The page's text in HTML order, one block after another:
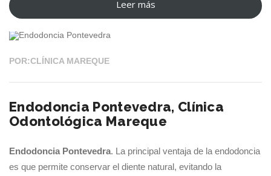
Leer más
“Dra.
Mareque
al
Congreso
de
Endodoncia”
09 SEP 2024
POR:CLÍNICA MAREQUE
Endodoncia Pontevedra, Clínica
Odontológica Mareque
Endodoncia Pontevedra. La principal ventaja de la endodoncia
es que permite conservar el diente natural, evitando la